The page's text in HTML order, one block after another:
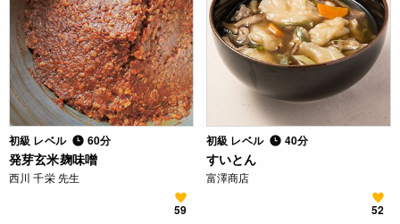
初級 レベル 60分
発芽玄米麹味噌
西川 千栄 先生
59
初級 レベル 40分
すいとん
富澤商店
52